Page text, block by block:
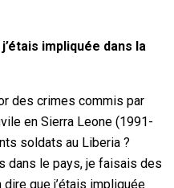
impliquée dans la
des crimes commis par
en Sierra Leone (1991-
soldats au Liberia ?
dans le pays, je faisais des
que j’étais impliquée